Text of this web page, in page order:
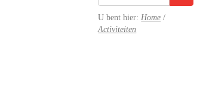
U bent hier:Home /
Activiteiten